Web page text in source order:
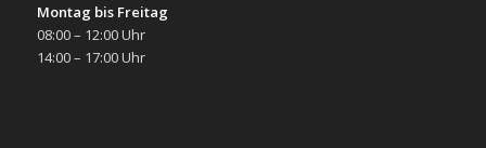
Montag bis Freitag
08:00 – 12:00 Uhr
14:00 – 17:00 Uhr